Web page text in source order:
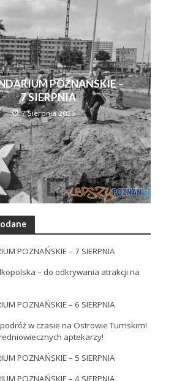
POZNAŃSKIE –
7 SIERPNIA
7 Sierpnia 2026
POZNAŃSKIE – 7 SIERPNIA
– do odkrywania atrakcji na
POZNAŃSKIE – 6 SIERPNIA
w czasie na Ostrowie Tumskim!
aptekarzy!
POZNAŃSKIE – 5 SIERPNIA
POZNAŃSKIE – 4 SIERPNIA